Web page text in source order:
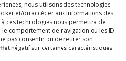
nous utilisons des technologies
et/ou accéder aux informations des
ces technologies nous permettra de
comportement de navigation ou les ID
pas consentir ou de retirer son
négatif sur certaines caractéristiques